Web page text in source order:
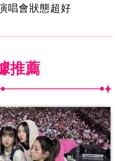
唱會狀態超好
推薦